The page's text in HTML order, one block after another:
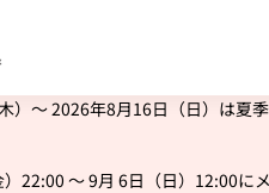
）～ 2026年8月16日（日）は夏季
22:00 ～ 9月 6日（日）12:00に